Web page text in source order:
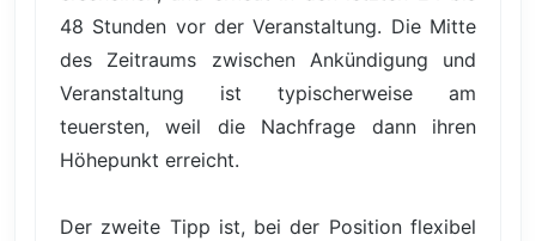
48 Stunden vor der Veranstaltung. Die Mitte
des Zeitraums zwischen Ankündigung und
Veranstaltung ist typischerweise am
teuersten, weil die Nachfrage dann ihren
Höhepunkt erreicht.
Der zweite Tipp ist, bei der Position flexibel